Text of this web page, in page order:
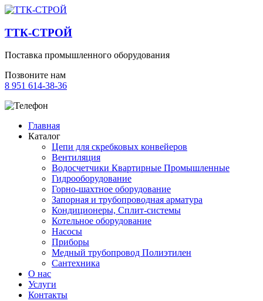
ТТК-СТРОЙ
Поставка промышленного оборудования
Позвоните нам
8 951 614-38-36
Главная
Каталог
Цепи для скребковых конвейеров
Вентиляция
Водосчетчики Квартирные Промышленные
Гидрооборудование
Горно-шахтное оборудование
Запорная и трубопроводная арматура
Кондиционеры, Сплит-системы
Котельное оборудование
Насосы
Приборы
Медный трубопровод Полиэтилен
Сантехника
О нас
Услуги
Контакты